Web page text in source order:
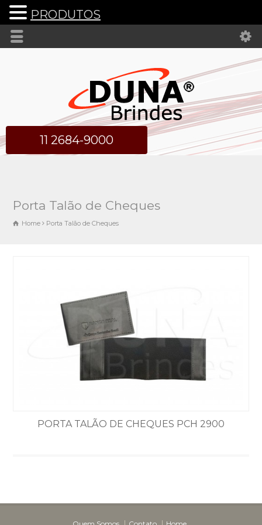
11 2684-9000
Porta Talão de Cheques
Home Porta Talão de Cheques
PORTA TALÃO DE CHEQUES PCH 2900
PRODUTOS